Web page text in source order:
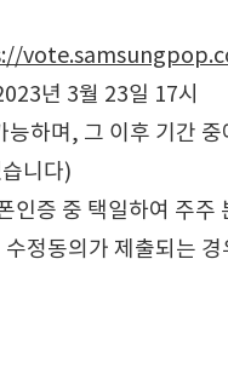
년 3월 23일 17시
하며, 그 이후 기간
니다)
증 중 택일하여 주
정동의가 제출되는